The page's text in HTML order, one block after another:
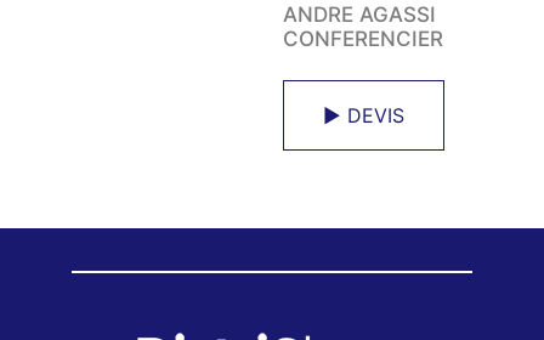
ANDRE AGASSI
CONFERENCIER
► DEVIS